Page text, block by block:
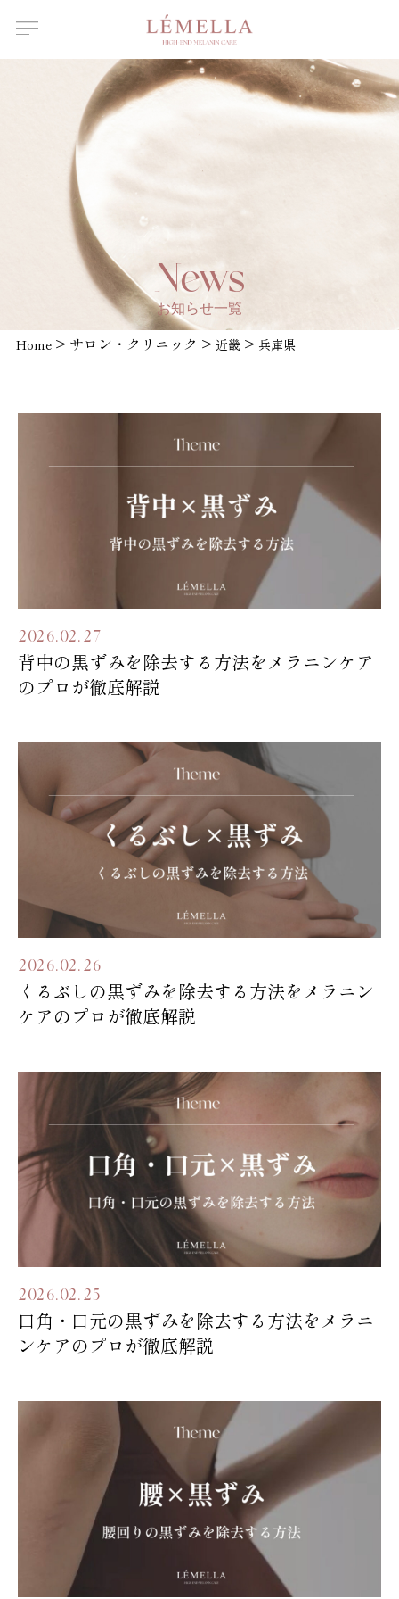
About Us
ルメラについて
Features
ルメラの特徴
Introductory
course
ルメラ導入講習について
Certified
Instructor
認定講師一覧
Salons /
Clinics
News
お知らせ
News
お知らせ一覧
Home > サロン・クリニック > 近畿 > 兵庫県
2026.02.27
背中の黒ずみを除去する方法をメラニンケア
のプロが徹底解説
2026.02.26
くるぶしの黒ずみを除去する方法をメラニン
ケアのプロが徹底解説
2026.02.25
口角・口元の黒ずみを除去する方法をメラニ
ンケアのプロが徹底解説